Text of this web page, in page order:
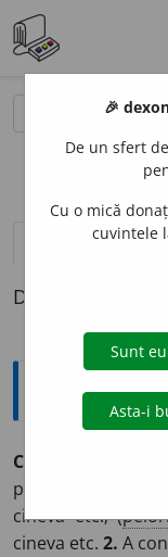
definiții (1)
Definiția cu ID-
Explicative
CHELTU
pentru a
cineva etc.; (
cineva etc. 2. A
🎉
De un sfert
Cu o mică
cuvintele